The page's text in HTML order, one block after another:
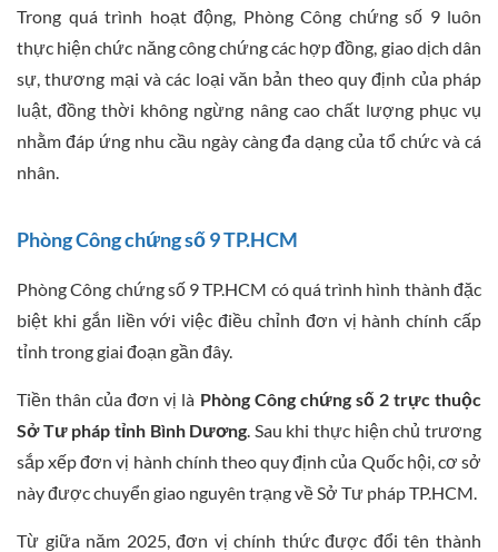
Trong quá trình hoạt động, Phòng Công chứng số 9 luôn
thực hiện chức năng công chứng các hợp đồng, giao dịch dân
sự, thương mại và các loại văn bản theo quy định của pháp
luật, đồng thời không ngừng nâng cao chất lượng phục vụ
nhằm đáp ứng nhu cầu ngày càng đa dạng của tổ chức và cá
nhân.
Phòng Công chứng số 9 TP.HCM
Phòng Công chứng số 9 TP.HCM có quá trình hình thành đặc
biệt khi gắn liền với việc điều chỉnh đơn vị hành chính cấp
tỉnh trong giai đoạn gần đây.
Tiền thân của đơn vị là Phòng Công chứng số 2 trực thuộc
Sở Tư pháp tỉnh Bình Dương. Sau khi thực hiện chủ trương
sắp xếp đơn vị hành chính theo quy định của Quốc hội, cơ sở
này được chuyển giao nguyên trạng về Sở Tư pháp TP.HCM.
Từ giữa năm 2025, đơn vị chính thức được đổi tên thành